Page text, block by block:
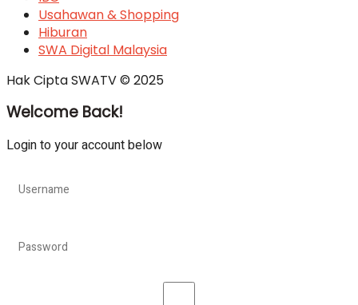
Usahawan & Shopping
Hiburan
SWA Digital Malaysia
Hak Cipta SWATV © 2025
Welcome Back!
Login to your account below